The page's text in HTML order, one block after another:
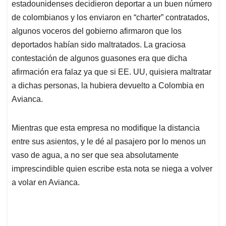
estadounidenses decidieron deportar a un buen número
de colombianos y los enviaron en “charter” contratados,
algunos voceros del gobierno afirmaron que los
deportados habían sido maltratados. La graciosa
contestación de algunos guasones era que dicha
afirmación era falaz ya que si EE. UU, quisiera maltratar
a dichas personas, la hubiera devuelto a Colombia en
Avianca.
Mientras que esta empresa no modifique la distancia
entre sus asientos, y le dé al pasajero por lo menos un
vaso de agua, a no ser que sea absolutamente
imprescindible quien escribe esta nota se niega a volver
a volar en Avianca.